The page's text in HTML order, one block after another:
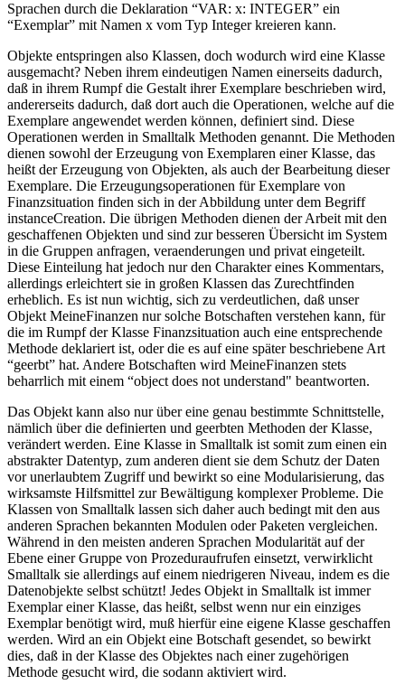
Sprachen durch die Deklaration “VAR: x: INTEGER” ein
“Exemplar” mit Namen x vom Typ Integer kreieren kann.
Objekte entspringen also Klassen, doch wodurch wird eine Klasse
ausgemacht? Neben ihrem eindeutigen Namen einerseits dadurch,
daß in ihrem Rumpf die Gestalt ihrer Exemplare beschrieben wird,
andererseits dadurch, daß dort auch die Operationen, welche auf die
Exemplare angewendet werden können, definiert sind. Diese
Operationen werden in Smalltalk Methoden genannt. Die Methoden
dienen sowohl der Erzeugung von Exemplaren einer Klasse, das
heißt der Erzeugung von Objekten, als auch der Bearbeitung dieser
Exemplare. Die Erzeugungsoperationen für Exemplare von
Finanzsituation finden sich in der Abbildung unter dem Begriff
instanceCreation. Die übrigen Methoden dienen der Arbeit mit den
geschaffenen Objekten und sind zur besseren Übersicht im System
in die Gruppen anfragen, veraenderungen und privat eingeteilt.
Diese Einteilung hat jedoch nur den Charakter eines Kommentars,
allerdings erleichtert sie in großen Klassen das Zurechtfinden
erheblich. Es ist nun wichtig, sich zu verdeutlichen, daß unser
Objekt MeineFinanzen nur solche Botschaften verstehen kann, für
die im Rumpf der Klasse Finanzsituation auch eine entsprechende
Methode deklariert ist, oder die es auf eine später beschriebene Art
“geerbt” hat. Andere Botschaften wird MeineFinanzen stets
beharrlich mit einem “object does not understand" beantworten.
Das Objekt kann also nur über eine genau bestimmte Schnittstelle,
nämlich über die definierten und geerbten Methoden der Klasse,
verändert werden. Eine Klasse in Smalltalk ist somit zum einen ein
abstrakter Datentyp, zum anderen dient sie dem Schutz der Daten
vor unerlaubtem Zugriff und bewirkt so eine Modularisierung, das
wirksamste Hilfsmittel zur Bewältigung komplexer Probleme. Die
Klassen von Smalltalk lassen sich daher auch bedingt mit den aus
anderen Sprachen bekannten Modulen oder Paketen vergleichen.
Während in den meisten anderen Sprachen Modularität auf der
Ebene einer Gruppe von Prozeduraufrufen einsetzt, verwirklicht
Smalltalk sie allerdings auf einem niedrigeren Niveau, indem es die
Datenobjekte selbst schützt! Jedes Objekt in Smalltalk ist immer
Exemplar einer Klasse, das heißt, selbst wenn nur ein einziges
Exemplar benötigt wird, muß hierfür eine eigene Klasse geschaffen
werden. Wird an ein Objekt eine Botschaft gesendet, so bewirkt
dies, daß in der Klasse des Objektes nach einer zugehörigen
Methode gesucht wird, die sodann aktiviert wird.